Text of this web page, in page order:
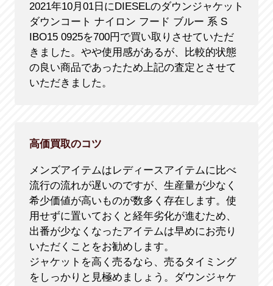
2021年10月01日にDIESELのダウンジャケット
ダウンコート ナイロン フード ブルー 系 S
IBO15 0925を700円で買い取りさせていただ
きました。やや使用感があるが、比較的状態
の良い商品であったため上記の査定とさせて
いただきました。
高価買取のコツ
メンズアイテムはレディースアイテムに比べ
流行の流れが遅いのですが、生産量が少なく
希少価値が高いものが数多く存在します。使
用せずに置いておくと経年劣化が進むため、
出番が少なくなったアイテムは早めにお売り
いただくことをお勧めします。
ジャケットを高く売るなら、売るタイミング
をしっかりと見極めましょう。ダウンジャケ